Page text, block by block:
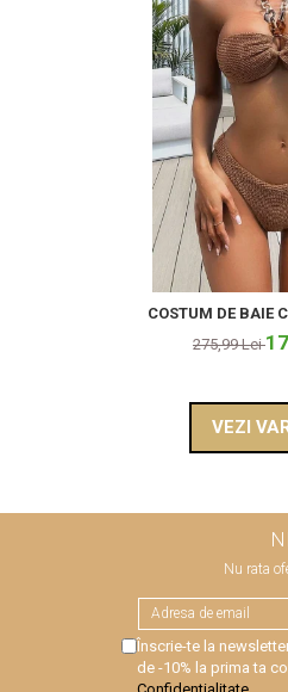
COSTUM DE BAIE
275,99 Lei
VEZI
Nu rata
Înscrie-te la
de -10% la prima ta